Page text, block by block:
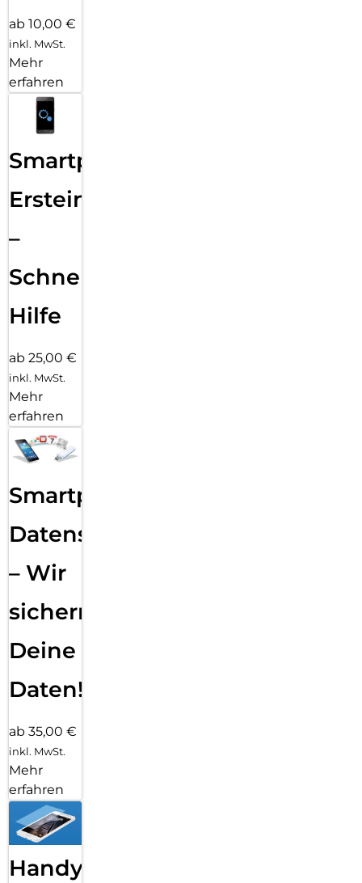
ab 10,00 €
inkl. MwSt.
Mehr
erfahren
Smartphone
Ersteinrichtung
–
Schnelle
Hilfe
ab 25,00 €
inkl. MwSt.
Mehr
erfahren
Smartphone
Datensicherung
– Wir
sichern
Deine
Daten!
ab 35,00 €
inkl. MwSt.
Mehr
erfahren
Handy